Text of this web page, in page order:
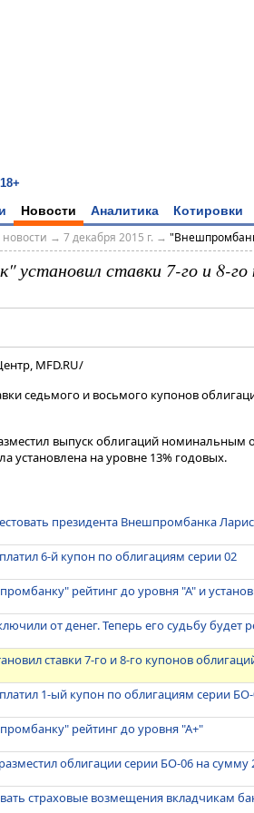
18+
Новости Аналитика Котировки
→ 7 декабря 2015 г. →
установил ставки 7-го и 8-го
MFD.RU/
седьмого и восьмого купонов
выпуск облигаций
установлена на уровне 13% годовых.
президента Внешпромбанка
6-й купон по облигациям серии 02
рейтинг до уровня "А" и
от денег. Теперь его судьбу будет
ставки 7-го и 8-го купонов
1-ый купон по облигациям серии
рейтинг до уровня "А+"
облигации серии БО-06 на сумму
страховые возмещения вкладчикам